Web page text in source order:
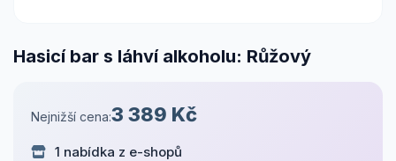
Hasicí bar s láhví alkoholu: Růžový
Nejnižší cena:3 389 Kč
1 nabídka z e-shopů